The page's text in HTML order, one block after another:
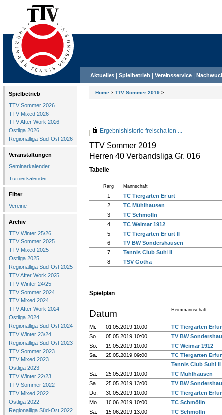
Aktuelles Spielbetrieb Vereinsservice
Home > TTV Sommer 2019 >
Spielbetrieb
TTV Sommer 2026
TTV Mixed 2026
TTV After Work 2026
Ostliga 2026
Regionalliga Süd-Ost 2026
Veranstaltungen
Seminarkalender
Turnierkalender
Filter
Vereine
Archiv
TTV Winter 25/26
TTV Sommer 2025
TTV Mixed 2025
Ostliga 2025
Regionalliga Süd-Ost 2025
TTV After Work 2025
TTV Winter 24/25
TTV Sommer 2024
TTV Mixed 2024
TTV After Work 2024
Ostliga 2024
Regionalliga Süd-Ost 2024
TTV Winter 23/24
Regionalliga Süd-Ost 2023
TTV Sommer 2023
TTV Mixed 2023
Ostliga 2023
TTV Winter 22/23
TTV Sommer 2022
TTV Mixed 2022
Ostliga 2022
Regionalliga Süd-Ost 2022
Ergebnishistorie freischalten ...
TTV Sommer 2019
Herren 40 Verbandsliga Gr. 016
Tabelle
Rang Mannschaft
1
TC Tiergarten Erfurt
2
TC Mühlhausen
3
TC Schmölln
4
TC Weimar 1912
5
TC Tiergarten Erfurt II
6
TV BW Sondershausen
7
Tennis Club Suhl II
8
TSV Gotha
Spielplan
Datum Heimmannschaft
Mi. 01.05.2019 10:00
TC Tiergarten
So.
05.05.2019 10:00
TV BW
So.
19.05.2019 10:00
TC Weimar 1912
Sa.
25.05.2019 09:00
TC Tiergarten
Tennis Club Suhl II
Sa.
25.05.2019 10:00
TC Mühlhausen
Sa.
25.05.2019 13:00
TV BW
Do.
30.05.2019 10:00
TC Tiergarten
Mo.
10.06.2019 10:00
TC Schmölln
Sa.
15.06.2019 13:00
TC Schmölln